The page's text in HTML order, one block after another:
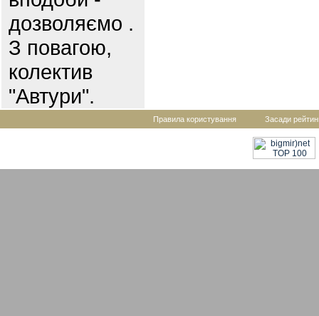
дозволяємо .
З повагою,
колектив
"Автури".
Правила користування Засади